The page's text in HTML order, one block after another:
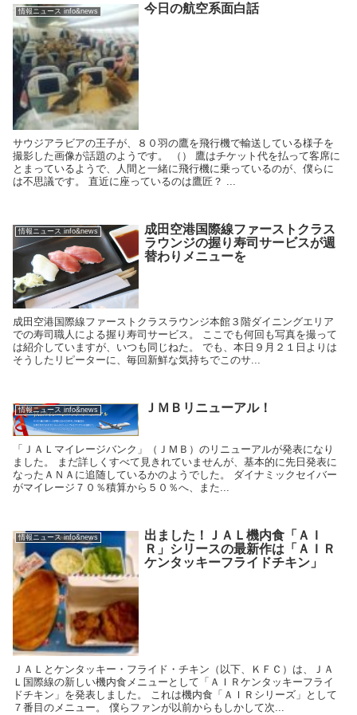
情報ニュース info&news 今日の航空系面白話
サウジアラビアの王子が、８０羽の鷹を飛行機で輸送している様子を
撮影した画像が話題のようです。 （） 鷹はチケット代を払って客席に
とまっているようで、人間と一緒に飛行機に乗っているのが、僕らに
は不思議です。 直近に座っているのは鷹匠？ ...
情報ニュース info&news
成田空港国際線ファーストクラス
ラウンジの握り寿司サービスが週
替わりメニューを
成田空港国際線ファーストクラスラウンジ本館３階ダイニングエリア
での寿司職人による握り寿司サービス。 ここでも何回も写真を撮って
は紹介していますが、いつも同じねた。 でも、本日９月２１日よりは
そうしたリピーターに、毎回新鮮な気持ちでこのサ...
情報ニュース info&news ＪＭＢリニューアル！
「ＪＡＬマイレージバンク」（ＪＭＢ）のリニューアルが発表になり
ました。 まだ詳しくすべて見きれていませんが、基本的に先日発表に
なったＡＮＡに追随しているかのようでした。 ダイナミックセイバー
がマイレージ７０％積算から５０％へ、また...
情報ニュース info&news
出ました！ＪＡＬ機内食「ＡＩ
Ｒ」シリースの最新作は「ＡＩＲ
ケンタッキーフライドチキン」
ＪＡＬとケンタッキー・フライド・チキン（以下、ＫＦＣ）は、ＪＡ
Ｌ国際線の新しい機内食メニューとして「ＡＩＲケンタッキーフライ
ドチキン」を発表しました。 これは機内食「ＡＩＲシリーズ」として
７番目のメニュー。 僕らファンが以前からもしかして次...